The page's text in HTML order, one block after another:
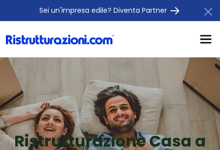
Sei un'impresa edile? Diventa Partner
Ristrutturazione Casa a